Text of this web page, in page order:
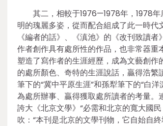
其二，相較于1976—1978年，1978
明的瑰麗多姿，從而配合組成了此一時
《編者的話》、《滇池》的《改刊致讀
作者創作具有處所性的作品，也非常器
塑造了寫作者的生涯經歷，成為文藝創
的處所顏色、奇特的生涯說話，贏得浩
筆下的“冀中平原生涯”和孫犁筆下的“白
為處所辦事、贏得獲取處所讀者的考量
誇大《北京文學》“必需和北京的寬大國
吹：“本刊是北京的文學刊物，它自始自